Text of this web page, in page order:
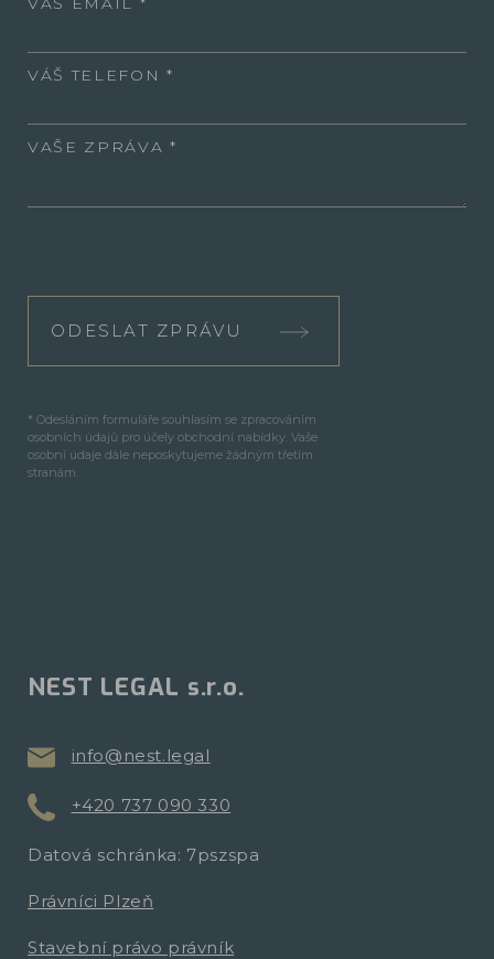
VÁŠ TELEFON
VAŠE ZPRÁVA
ODESLAT ZPRÁVU
* Odesláním formuláře souhlasím se zpracováním
osobních údajů pro účely obchodní nabídky. Vaše
osobní údaje dále neposkytujeme žádným třetím
stranám.
NEST LEGAL s.r.o.
info@nest.legal
+420 737 090 330
Datová schránka: 7pszspa
Právníci Plzeň
Stavební právo právník